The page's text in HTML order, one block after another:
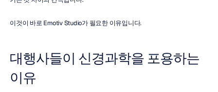
이것이 바로 Emotiv Studio가 필요한 이유입니다.
대행사들이 신경과학을 포용하는
이유